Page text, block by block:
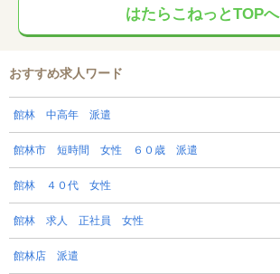
はたらこねっとTOPへ
おすすめ求人ワード
館林 中高年 派遣
館林市 短時間 女性 ６０歳 派遣
館林 ４０代 女性
館林 求人 正社員 女性
館林店 派遣